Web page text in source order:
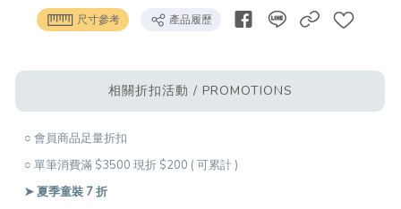
尺寸參考 產品履歷
相關折扣活動 / PROMOTIONS
○ 會員商品足量折扣
○ 單筆消費滿 $3500 現折 $200 ( 可累計 )
➤ 夏季童裝 7 折